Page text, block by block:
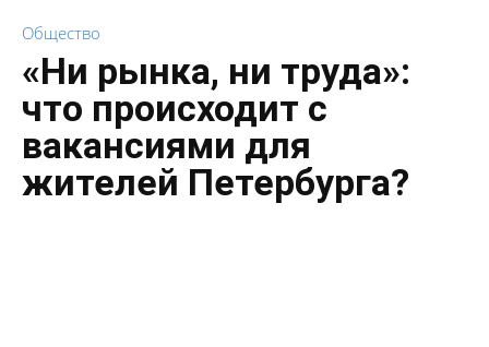
Общество
«Ни рынка, ни труда»:
что происходит с
вакансиями для
жителей Петербурга?